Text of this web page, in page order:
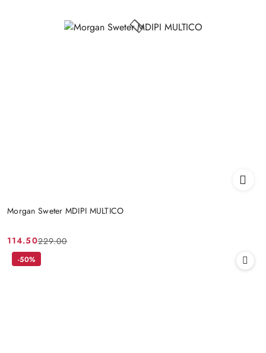
Morgan Sweter MDIPI MULTICO
Cena
promocyjna:
114.50
Cena
przed
229.00
-50%